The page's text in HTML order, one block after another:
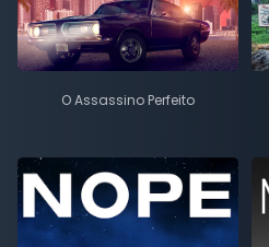
O Assassino Perfeito